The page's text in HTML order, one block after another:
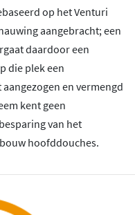
op het Venturi
aangebracht; een
daardoor een
die plek een
en vermengd
kent geen
van het
hoofddouches.